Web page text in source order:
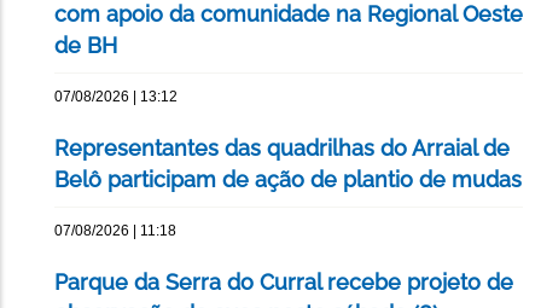
com apoio da comunidade na Regional Oeste
de BH
07/08/2026 | 13:12
Representantes das quadrilhas do Arraial de
Belô participam de ação de plantio de mudas
07/08/2026 | 11:18
Parque da Serra do Curral recebe projeto de